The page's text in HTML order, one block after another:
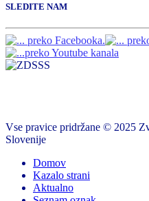
SLEDITE NAM
Vse pravice pridržane © 2025
Slovenije
Domov
Kazalo strani
Aktualno